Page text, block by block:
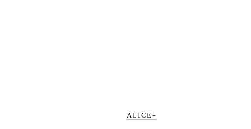
ALICE+